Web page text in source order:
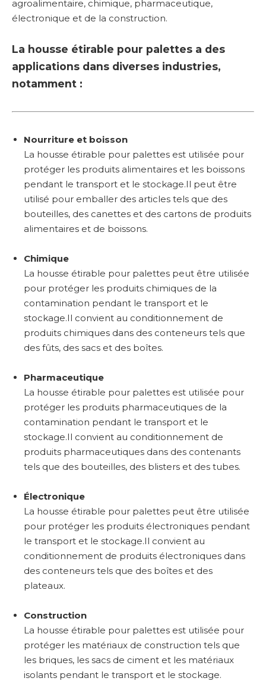
agroalimentaire, chimique, pharmaceutique,
électronique et de la construction.
La housse étirable pour palettes a des
applications dans diverses industries,
notamment :
Nourriture et boisson
La housse étirable pour palettes est utilisée pour
protéger les produits alimentaires et les boissons
pendant le transport et le stockage.Il peut être
utilisé pour emballer des articles tels que des
bouteilles, des canettes et des cartons de produits
alimentaires et de boissons.
Chimique
La housse étirable pour palettes peut être utilisée
pour protéger les produits chimiques de la
contamination pendant le transport et le
stockage.Il convient au conditionnement de
produits chimiques dans des conteneurs tels que
des fûts, des sacs et des boîtes.
Pharmaceutique
La housse étirable pour palettes est utilisée pour
protéger les produits pharmaceutiques de la
contamination pendant le transport et le
stockage.Il convient au conditionnement de
produits pharmaceutiques dans des contenants
tels que des bouteilles, des blisters et des tubes.
Électronique
La housse étirable pour palettes peut être utilisée
pour protéger les produits électroniques pendant
le transport et le stockage.Il convient au
conditionnement de produits électroniques dans
des conteneurs tels que des boîtes et des
plateaux.
Construction
La housse étirable pour palettes est utilisée pour
protéger les matériaux de construction tels que
les briques, les sacs de ciment et les matériaux
isolants pendant le transport et le stockage.